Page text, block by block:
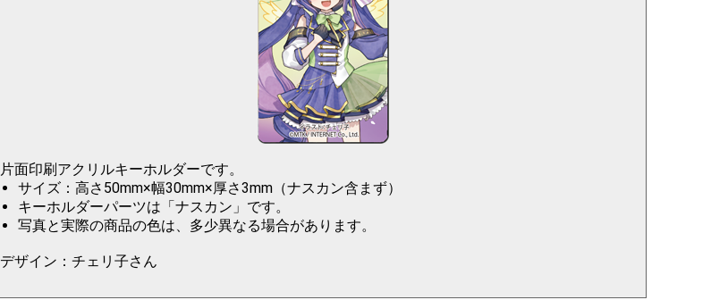
片面印刷アクリルキーホルダーです。
サイズ：高さ50mm×幅30mm×厚さ3mm（ナスカン含まず）
キーホルダーパーツは「ナスカン」です。
写真と実際の商品の色は、多少異なる場合があります。
デザイン：チェリ子さん